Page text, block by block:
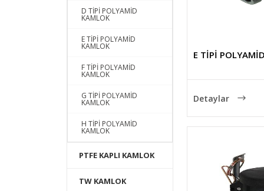
D TİPİ POLYAMİD
KAMLOK
E TİPİ POLYAMİD
KAMLOK
F TİPİ POLYAMİD
KAMLOK
G TİPİ POLYAMİD
KAMLOK
H TİPİ POLYAMİD
KAMLOK
PTFE KAPLI KAMLOK
TW KAMLOK
E TİPİ
Detaylar